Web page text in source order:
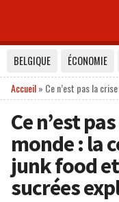
BELGIQUE ÉCONOMIE
Accueil» Ce n’est pas la
Ce n’est
monde : la
junk food
sucrées